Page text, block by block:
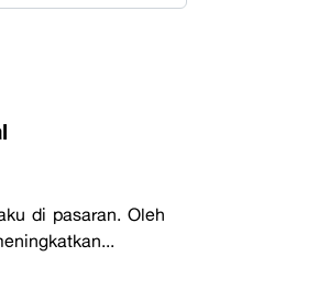
di pasaran. Oleh